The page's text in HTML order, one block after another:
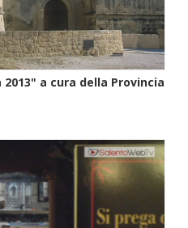
a cura della Provincia